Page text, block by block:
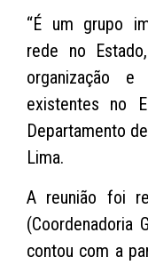
“É um grupo
rede no
organização e
existentes no
Departamento
Lima.
A reunião foi
(Coordenadoria
contou com a